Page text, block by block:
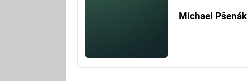
Michael Pšenák